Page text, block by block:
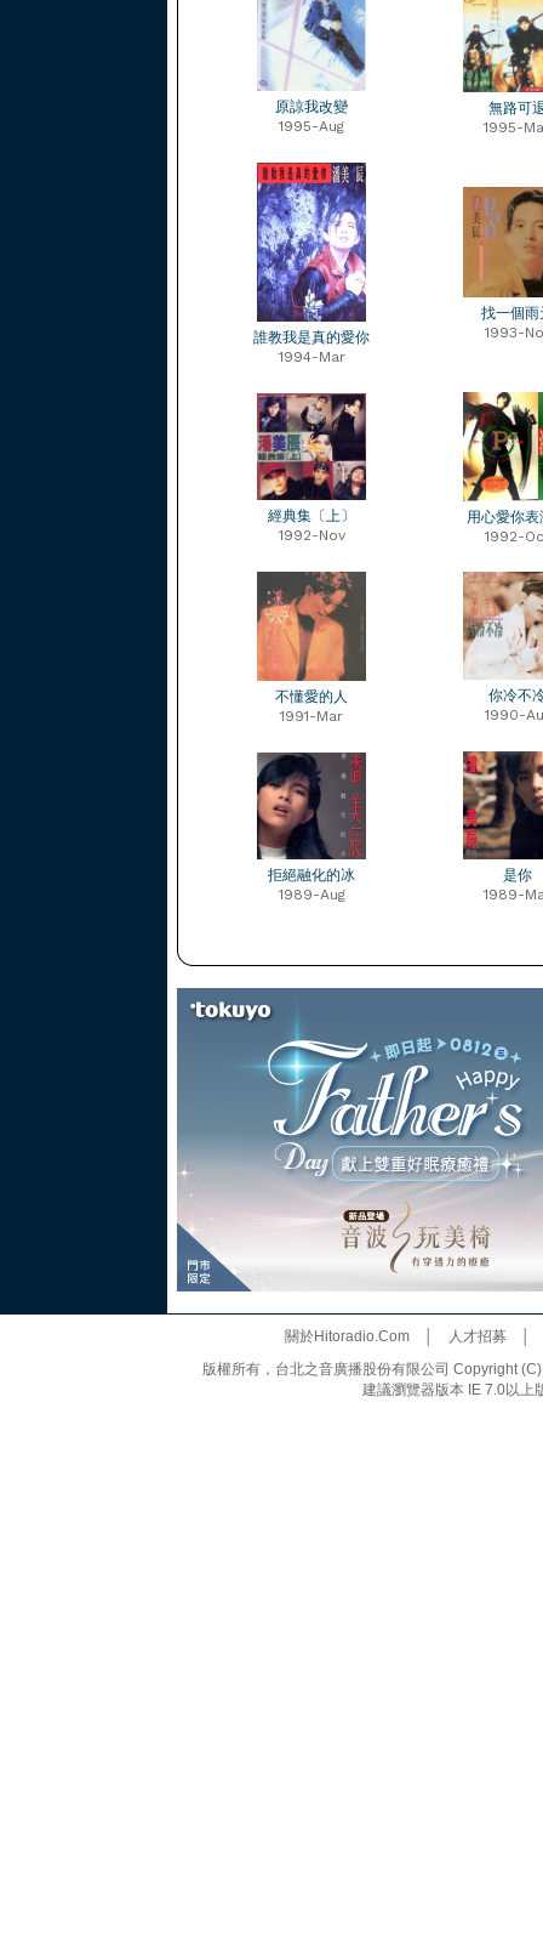
原諒我改變
1995-Aug
無路可
1995-
誰教我是真的愛你
1994-Mar
找一個雨
1993-
經典集〔上〕
1992-Nov
用心愛你表
1992-
不懂愛的人
1991-Mar
你冷不
1990-
拒絕融化的冰
1989-Aug
是你
1989-
關於Hitoradio.Com│ 人才招募
版權所有，台北之音廣播股份有限公司 Copyright
建議瀏覽器版本 IE 7.0以上